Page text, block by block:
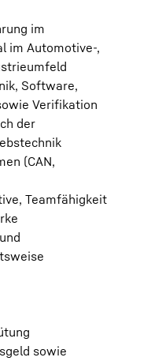
im
im Automotive-,
Software,
Verifikation
der
(CAN,
Teamfähigkeit
sowie